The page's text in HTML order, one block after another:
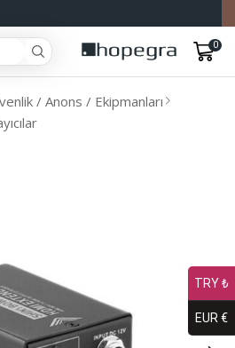
0
/ Anons / Ekipmanları
TRY ₺
EUR €